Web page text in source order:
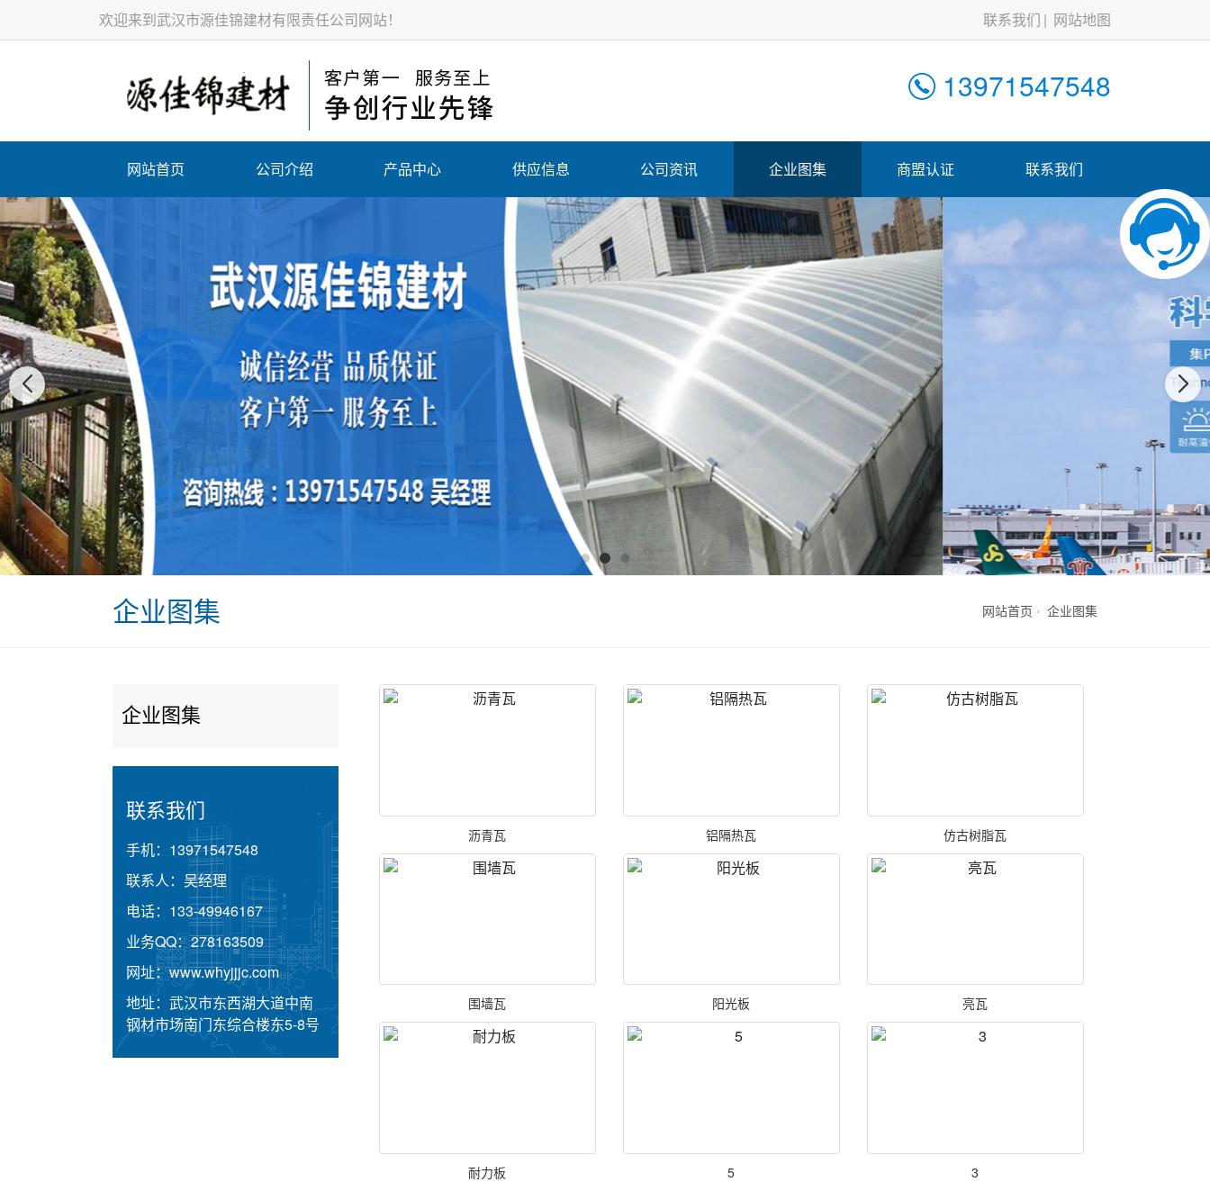
欢迎来到武汉市源佳锦建材有限责任公司网站！ 联系我们 网站地图
13971547548
网站首页 公司介绍 产品中心 供应信息 公司资讯 企业图集 商盟认证 联系我们
企业图集 网站首页 企业图集
企业图集
联系我们
手机： 13971547548
联系人： 吴经理
电话： 133-49946167
业务QQ：278163509
网址：www.whyjjjc.com
地址： 武汉市东西湖大道中南
钢材市场南门东综合楼东5-8号
沥青瓦 铝隔热瓦 仿古树脂瓦
围墙瓦 阳光板 亮瓦
耐力板 5 3